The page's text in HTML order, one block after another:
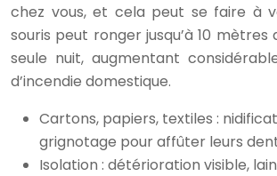
chez vous, et cela peut se faire à
souris peut ronger jusqu’à 10
seule nuit, augmentant
d’incendie domestique.
Cartons, papiers, textiles :
grignotage pour affûter leurs
Isolation : détérioration visible,